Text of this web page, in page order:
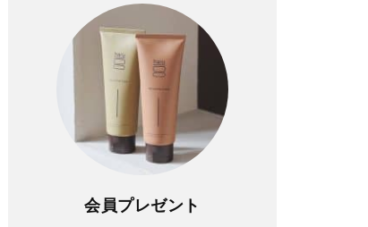
会員プレゼント